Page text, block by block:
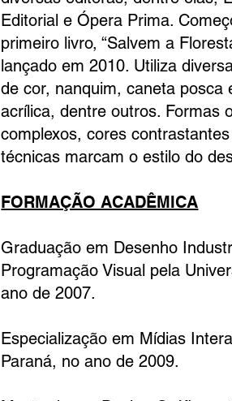
Editorial e Ópera Prima.
primeiro livro, “Salvem a
lançado em 2010. Utiliza
de cor, nanquim, caneta
acrílica, dentre outros. Formas
complexos, cores
técnicas marcam o estilo do
FORMAÇÃO ACADÊMICA
Graduação em Desenho
Programação Visual pela
ano de 2007.
Especialização em Mídias
Paraná, no ano de 2009.